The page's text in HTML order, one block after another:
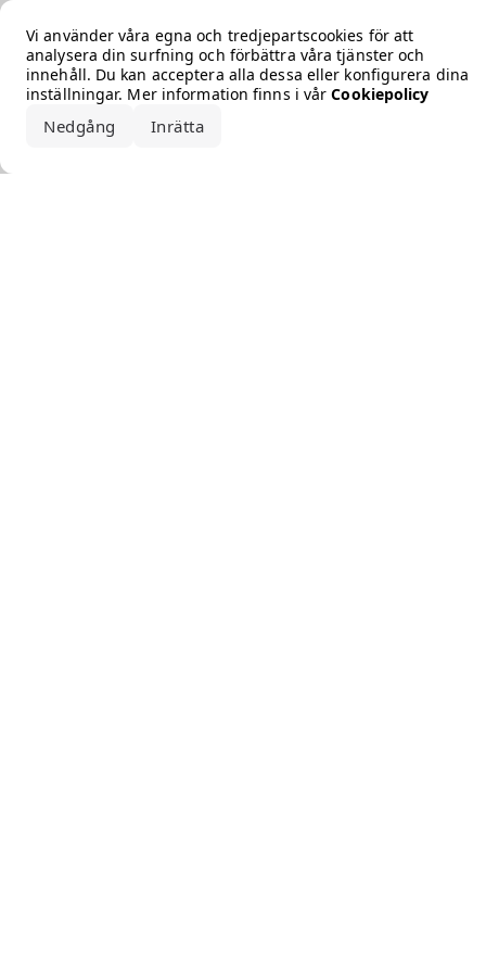
Vi använder våra egna och tredjepartscookies för att
analysera din surfning och förbättra våra tjänster och
innehåll. Du kan acceptera alla dessa eller konfigurera dina
inställningar. Mer information finns i vårCookiepolicy
Nedgång Inrätta
Error loading the brand